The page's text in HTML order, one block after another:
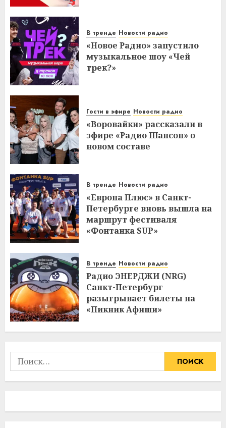
В тренде Новости радио
«Новое Радио» запустило
музыкальное шоу «Чей
трек?»
Гости в эфире Новости радио
«Воровайки» рассказали в
эфире «Радио Шансон» о
новом составе
В тренде Новости радио
«Европа Плюс» в Санкт-
Петербурге вновь вышла на
маршрут фестиваля
«Фонтанка SUP»
В тренде Новости радио
Радио ЭНЕРДЖИ (NRG)
Санкт-Петербург
разыгрывает билеты на
«Пикник Афиши»
Найти: